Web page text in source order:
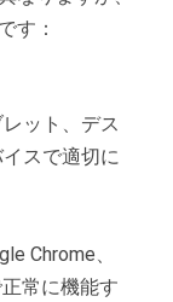
す：
ット、デス
スで適切に
Chrome、
常に機能す